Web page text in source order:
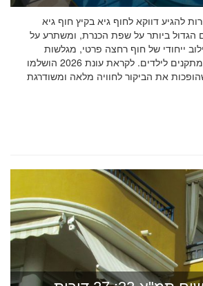
להגיע דווקא לחוף גיא בקיץ חוף גיא
הגדול ביותר על שפת הכנרת, ומשתרע על
שילוב ייחודי של חוף רחצה פרטי, מגלשות
אקסטרים, בריכת גלים ומתקנים לילדים. לקראת עונת 2026 הושלמו
את הביקור לחוויה מלאה ומשודרגת